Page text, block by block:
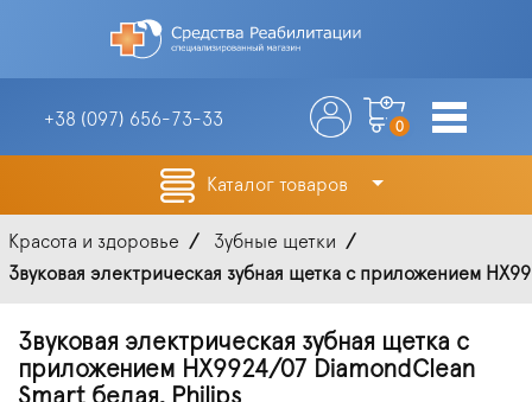
+38 (097) 656-73-33 0
Каталог товаров
Красота и здоровье
Зубные щетки
Звуковая электрическая зубная щетка с приложением
Звуковая электрическая зубная щетка с
приложением HX9924/07 DiamondClean
Smart белая, Philips